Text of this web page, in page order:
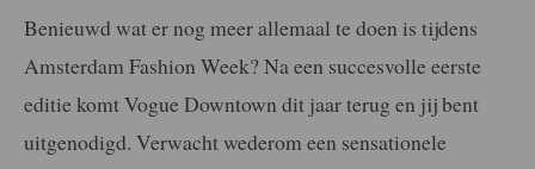
Benieuwd wat er nog meer allemaal te doen is tijdens
Amsterdam Fashion Week? Na een succesvolle eerste
editie komt Vogue Downtown dit jaar terug en jij bent
uitgenodigd. Verwacht wederom een sensationele